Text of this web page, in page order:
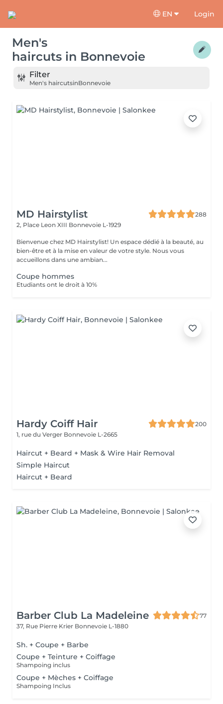
EN Login
Men's
haircuts in Bonnevoie
Filter
Men's haircutsinBonnevoie
MD Hairstylist
288
2, Place Leon XIII Bonnevoie L-1929
Bienvenue chez MD Hairstylist! Un espace dédié à la beauté, au
bien-être et à la mise en valeur de votre style. Nous vous
accueillons dans une ambian...
Coupe hommes
Etudiants ont le droit à 10%
Hardy Coiff Hair
200
1, rue du Verger Bonnevoie L-2665
Haircut + Beard + Mask & Wire Hair Removal
Simple Haircut
Haircut + Beard
Barber Club La Madeleine
77
37, Rue Pierre Krier Bonnevoie L-1880
Sh. + Coupe + Barbe
Coupe + Teinture + Coiffage
Shampoing inclus
Coupe + Mèches + Coiffage
Shampoing Inclus